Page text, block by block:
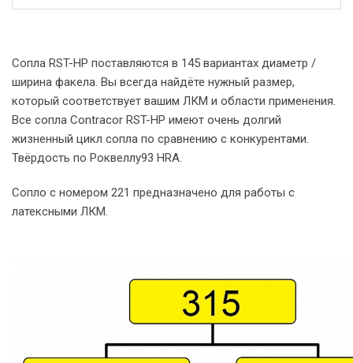
Сопла RST-HP поставляются в 145 вариантах диаметр /
ширина факела. Вы всегда найдёте нужный размер,
который соответствует вашим ЛКМ и области применения.
Все сопла Contracor RST-HP имеют очень долгий
жизненный цикл сопла по сравнению с конкурентами.
Твёрдость по Роквеллу93 HRA.
Сопло с номером 221 предназначено для работы с
латексными ЛКМ.